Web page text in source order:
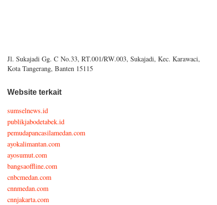
Jl. Sukajadi Gg. C No.33, RT.001/RW.003, Sukajadi, Kec. Karawaci,
Kota Tangerang, Banten 15115
Website terkait
sumselnews.id
publikjabodetabek.id
pemudapancasilamedan.com
ayokalimantan.com
ayosumut.com
bangsaoffline.com
cnbcmedan.com
cnnmedan.com
cnnjakarta.com